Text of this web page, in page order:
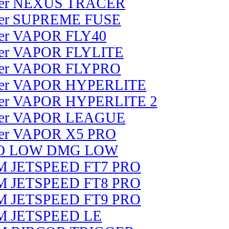
NEXUS TRACER
SUPREME FUSE
VAPOR FLY40
VAPOR FLYLITE
VAPOR FLYPRO
VAPOR HYPERLITE
VAPOR HYPERLITE 2
VAPOR LEAGUE
VAPOR X5 PRO
LOW DMG LOW
JETSPEED FT7 PRO
JETSPEED FT8 PRO
JETSPEED FT9 PRO
JETSPEED LE